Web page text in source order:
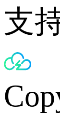
支